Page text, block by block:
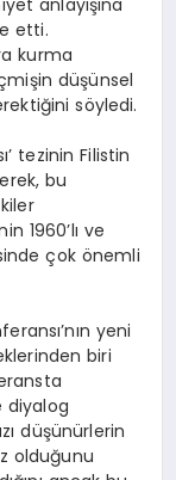
etti.
kurma
düşünsel
söyledi.
tezinin Filistin
bu
1960’lı ve
çok önemli
yeni
biri
diyalog
düşünürlerin
olduğunu